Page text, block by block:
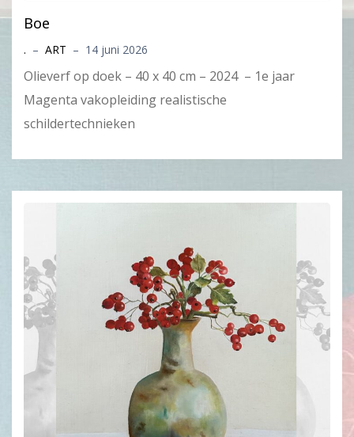
Boe
. – ART – 14 juni 2026
Olieverf op doek – 40 x 40 cm – 2024 – 1e jaar
Magenta vakopleiding realistische
schildertechnieken